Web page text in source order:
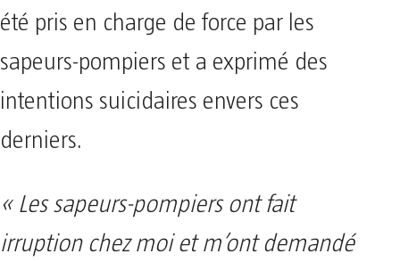
été pris en charge de force par les
sapeurs-pompiers et a exprimé des
intentions suicidaires envers ces
derniers.
« Les sapeurs-pompiers ont fait
irruption chez moi et m’ont demandé